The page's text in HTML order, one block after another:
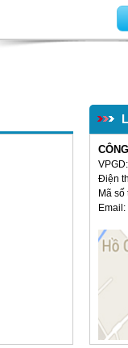
Điện
Mã
Email: